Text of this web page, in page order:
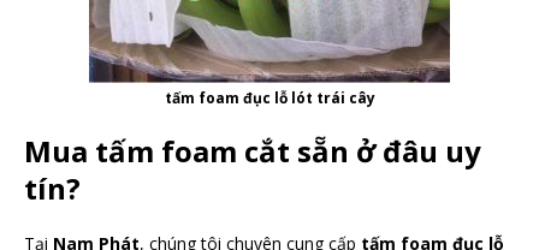
tấm foam đục lỗ lót trái cây
Mua tấm foam cắt sẵn ở đâu uy
tín?
Tại Nam Phát, chúng tôi chuyên cung cấp tấm foam đục lỗ